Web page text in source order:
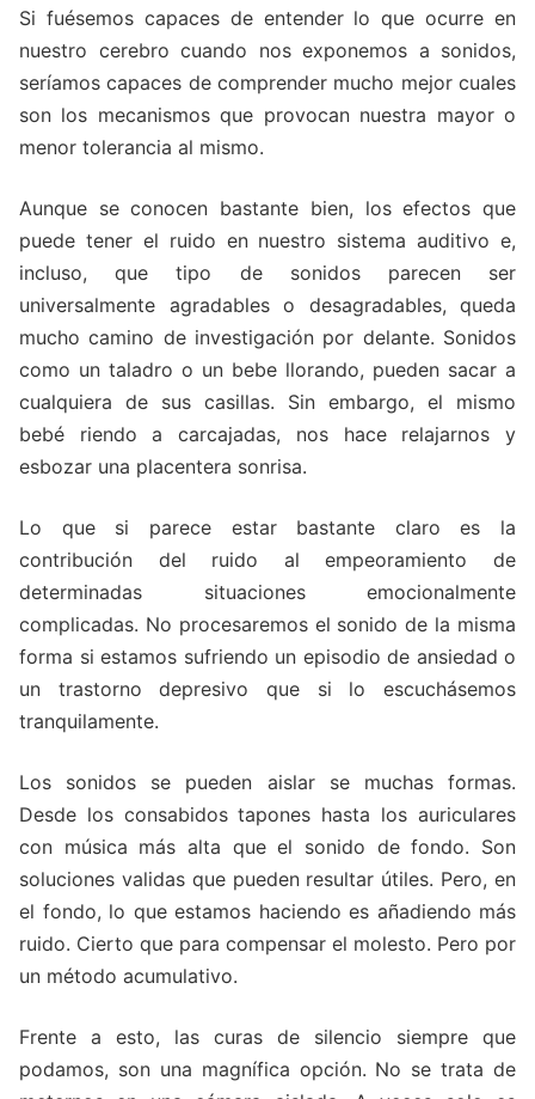
Si fuésemos capaces de entender lo que ocurre en
nuestro cerebro cuando nos exponemos a sonidos,
seríamos capaces de comprender mucho mejor cuales
son los mecanismos que provocan nuestra mayor o
menor tolerancia al mismo.
Aunque se conocen bastante bien, los efectos que
puede tener el ruido en nuestro sistema auditivo e,
incluso, que tipo de sonidos parecen ser
universalmente agradables o desagradables, queda
mucho camino de investigación por delante. Sonidos
como un taladro o un bebe llorando, pueden sacar a
cualquiera de sus casillas. Sin embargo, el mismo
bebé riendo a carcajadas, nos hace relajarnos y
esbozar una placentera sonrisa.
Lo que si parece estar bastante claro es la
contribución del ruido al empeoramiento de
determinadas situaciones emocionalmente
complicadas. No procesaremos el sonido de la misma
forma si estamos sufriendo un episodio de ansiedad o
un trastorno depresivo que si lo escuchásemos
tranquilamente.
Los sonidos se pueden aislar se muchas formas.
Desde los consabidos tapones hasta los auriculares
con música más alta que el sonido de fondo. Son
soluciones validas que pueden resultar útiles. Pero, en
el fondo, lo que estamos haciendo es añadiendo más
ruido. Cierto que para compensar el molesto. Pero por
un método acumulativo.
Frente a esto, las curas de silencio siempre que
podamos, son una magnífica opción. No se trata de